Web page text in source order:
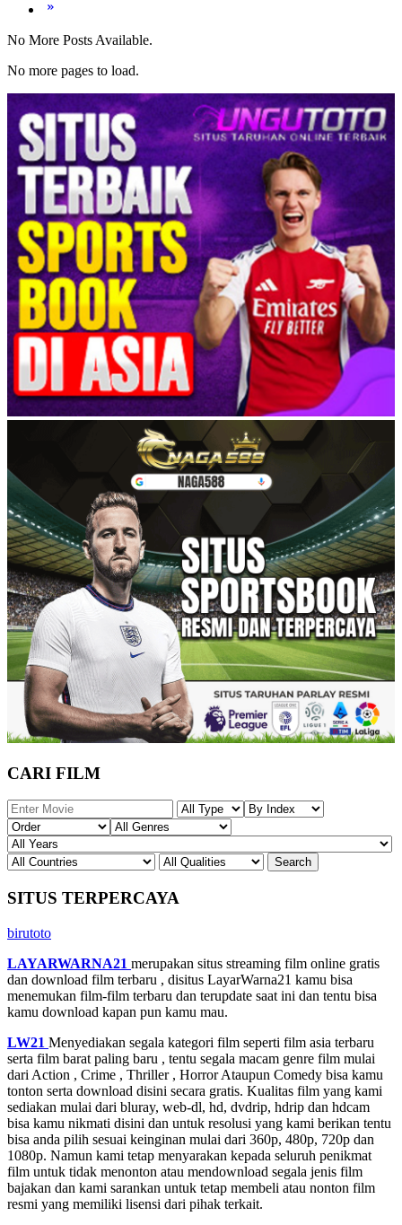
No More Posts Available.
No more pages to load.
CARI FILM
SITUS TERPERCAYA
birutoto
LAYARWARNA21 merupakan situs streaming film online gratis
dan download film terbaru , disitus LayarWarna21 kamu bisa
menemukan film-film terbaru dan terupdate saat ini dan tentu bisa
kamu download kapan pun kamu mau.
LW21 Menyediakan segala kategori film seperti film asia terbaru
serta film barat paling baru , tentu segala macam genre film mulai
dari Action , Crime , Thriller , Horror Ataupun Comedy bisa kamu
tonton serta download disini secara gratis. Kualitas film yang kami
sediakan mulai dari bluray, web-dl, hd, dvdrip, hdrip dan hdcam
bisa kamu nikmati disini dan untuk resolusi yang kami berikan tentu
bisa anda pilih sesuai keinginan mulai dari 360p, 480p, 720p dan
1080p. Namun kami tetap menyarakan kepada seluruh penikmat
film untuk tidak menonton atau mendownload segala jenis film
bajakan dan kami sarankan untuk tetap membeli atau nonton film
resmi yang memiliki lisensi dari pihak terkait.